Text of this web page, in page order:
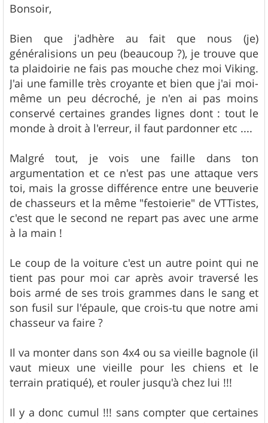
s
s
g
e
Bonsoir,
Bien que j'adhère au fait que nous (je)
généralisions un peu (beaucoup ?), je trouve que
ta plaidoirie ne fais pas mouche chez moi Viking.
J'ai une famille très croyante et bien que j'ai moi-
même un peu décroché, je n'en ai pas moins
conservé certaines grandes lignes dont : tout le
monde à droit à l'erreur, il faut pardonner etc ....
Malgré tout, je vois une faille dans ton
argumentation et ce n'est pas une attaque vers
toi, mais la grosse différence entre une beuverie
de chasseurs et la même "festoierie" de VTTistes,
c'est que le second ne repart pas avec une arme
à la main !
Le coup de la voiture c'est un autre point qui ne
tient pas pour moi car après avoir traversé les
bois armé de ses trois grammes dans le sang et
son fusil sur l'épaule, que crois-tu que notre ami
chasseur va faire ?
Il va monter dans son 4x4 ou sa vieille bagnole (il
vaut mieux une vieille pour les chiens et le
terrain pratiqué), et rouler jusqu'à chez lui !!!
Il y a donc cumul !!! sans compter que certaines